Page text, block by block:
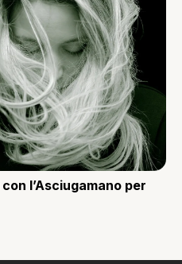
l’Asciugamano per